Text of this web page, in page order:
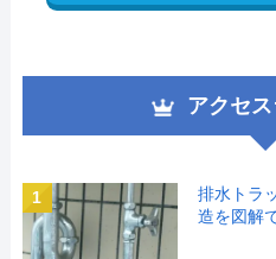
アクセ
1
排水トラ
造を図解